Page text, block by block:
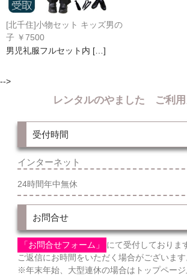
[北千住]小物セット キッズ男の
子 ￥7500
男児礼服フルセット内 […]
-->
レンタルのやました ご利用
受付時間
インターネット
24時間年中無休
お問合せ
「お問合せフォーム」
にて受付しておりま
ご返信にお時間をいただく場合がございます
※年末年始、大型連休の場合はトップペー